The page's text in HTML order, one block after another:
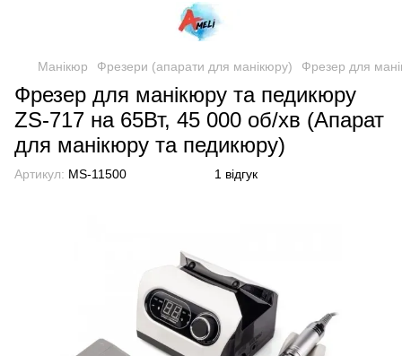
Манікюр Фрезери (апарати для манікюру) Фрезер для
Фрезер для манікюру та педикюру
ZS-717 на 65Вт, 45 000 об/хв (Апарат
для манікюру та педикюру)
Артикул: MS-11500 1 відгук